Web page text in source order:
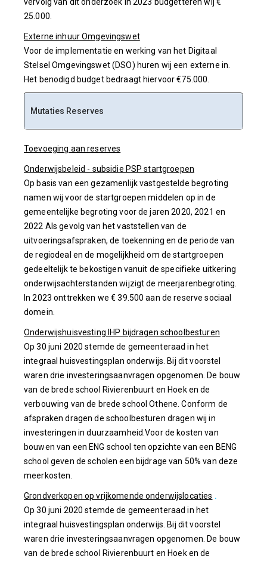
vervolg van dit onderzoek in 2023 budgetteren wij €
25.000.
Externe inhuur Omgevingswet
Voor de implementatie en werking van het Digitaal
Stelsel Omgevingswet (DSO) huren wij een externe in.
Het benodigd budget bedraagt hiervoor €75.000.
Mutaties Reserves
Toevoeging aan reserves
Onderwijsbeleid - subsidie PSP startgroepen
Op basis van een gezamenlijk vastgestelde begroting
namen wij voor de startgroepen middelen op in de
gemeentelijke begroting voor de jaren 2020, 2021 en
2022 Als gevolg van het vaststellen van de
uitvoeringsafspraken, de toekenning en de periode van
de regiodeal en de mogelijkheid om de startgroepen
gedeeltelijk te bekostigen vanuit de specifieke uitkering
onderwijsachterstanden wijzigt de meerjarenbegroting.
In 2023 onttrekken we € 39.500 aan de reserve sociaal
domein.
Onderwijshuisvesting IHP bijdragen schoolbesturen
Op 30 juni 2020 stemde de gemeenteraad in het
integraal huisvestingsplan onderwijs. Bij dit voorstel
waren drie investeringsaanvragen opgenomen. De bouw
van de brede school Rivierenbuurt en Hoek en de
verbouwing van de brede school Othene. Conform de
afspraken dragen de schoolbesturen dragen wij in
investeringen in duurzaamheid.Voor de kosten van
bouwen van een ENG school ten opzichte van een BENG
school geven de scholen een bijdrage van 50% van deze
meerkosten.
Grondverkopen op vrijkomende onderwijslocaties .
Op 30 juni 2020 stemde de gemeenteraad in het
integraal huisvestingsplan onderwijs. Bij dit voorstel
waren drie investeringsaanvragen opgenomen. De bouw
van de brede school Rivierenbuurt en Hoek en de